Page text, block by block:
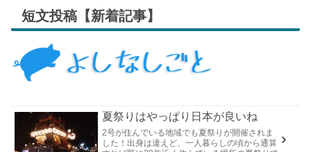
短文投稿【新着記事】
夏祭りはやっぱり日本が良いね
2号が住んでいる地域でも夏祭りが開催されま
した！出身は違えど、一人暮らしの頃から通算